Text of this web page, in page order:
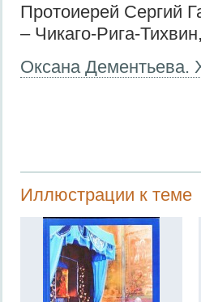
Протоиерей Сергий
– Чикаго-Рига-
Оксана Дементьева.
Иллюстрации к теме